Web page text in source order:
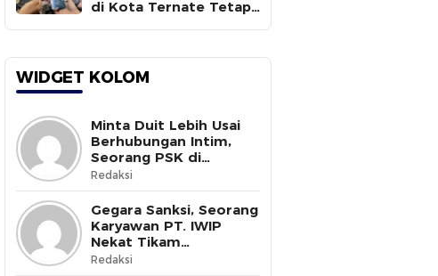
di Kota Ternate Tetap
WIDGET KOLOM
Minta Duit Lebih Usai
Berhubungan Intim,
Seorang PSK di
Halmahera Selatan
Tewas Ditusuk
Redaksi
Gegara Sanksi, Seorang
Karyawan PT. IWIP
Nekat Tikam
Pimpinannya
Redaksi